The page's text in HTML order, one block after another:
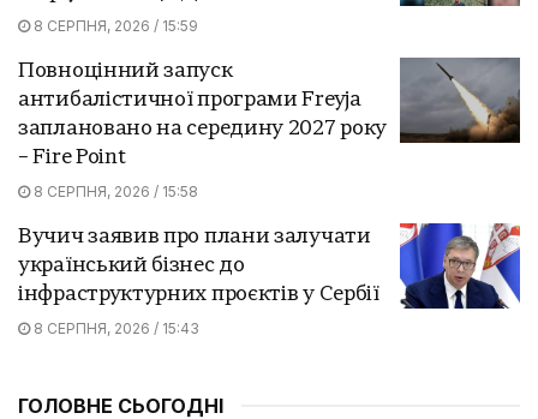
8 СЕРПНЯ, 2026 / 15:59
Повноцінний запуск
антибалістичної програми Freyja
заплановано на середину 2027 року
– Fire Point
8 СЕРПНЯ, 2026 / 15:58
Вучич заявив про плани залучати
український бізнес до
інфраструктурних проєктів у Сербії
8 СЕРПНЯ, 2026 / 15:43
ГОЛОВНЕ СЬОГОДНІ